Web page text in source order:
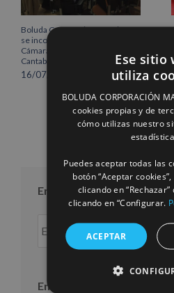
Boluda Corporación Marítima
se incorpora al Pleno de la
Cámara de Comercio de
Cantabria
16/07/2026
Entradas por mes
Entradas
por
Entradas por año
Ese sitio
utiliza
BOLUDA CORPORACIÓN
cookies propias y de
cómo utilizas nuestro
Puedes aceptar todas las
botón “Aceptar
clicando en
clicando en “Configurar.
ACEPTAR